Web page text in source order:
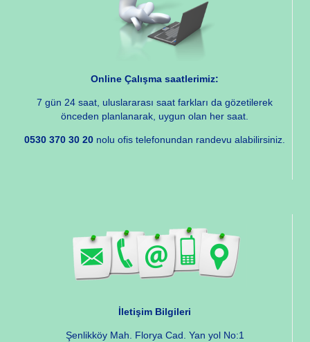
Online Çalışma saatlerimiz:
7 gün 24 saat, uluslararası saat farkları da gözetilerek
önceden planlanarak, uygun olan her saat.
0530 370 30 20 nolu ofis telefonundan randevu alabilirsiniz.
İletişim Bilgileri
Şenlikköy Mah. Florya Cad. Yan yol No:1